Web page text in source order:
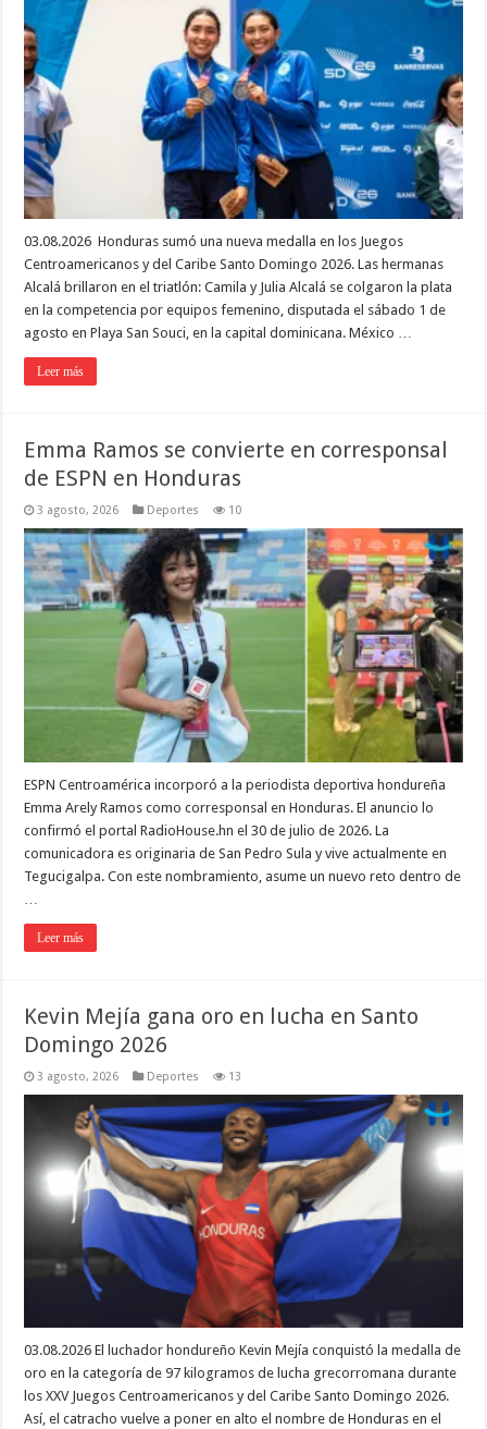
03.08.2026 Honduras sumó una nueva medalla en los Juegos
Centroamericanos y del Caribe Santo Domingo 2026. Las hermanas
Alcalá brillaron en el triatlón: Camila y Julia Alcalá se colgaron la plata
en la competencia por equipos femenino, disputada el sábado 1 de
agosto en Playa San Souci, en la capital dominicana. México …
Leer más
Emma Ramos se convierte en corresponsal
de ESPN en Honduras
3 agosto, 2026 Deportes 10
ESPN Centroamérica incorporó a la periodista deportiva hondureña
Emma Arely Ramos como corresponsal en Honduras. El anuncio lo
confirmó el portal RadioHouse.hn el 30 de julio de 2026. La
comunicadora es originaria de San Pedro Sula y vive actualmente en
Tegucigalpa. Con este nombramiento, asume un nuevo reto dentro de
Leer más
Kevin Mejía gana oro en lucha en Santo
Domingo 2026
3 agosto, 2026 Deportes 13
03.08.2026 El luchador hondureño Kevin Mejía conquistó la medalla de
oro en la categoría de 97 kilogramos de lucha grecorromana durante
los XXV Juegos Centroamericanos y del Caribe Santo Domingo 2026.
Así, el catracho vuelve a poner en alto el nombre de Honduras en el